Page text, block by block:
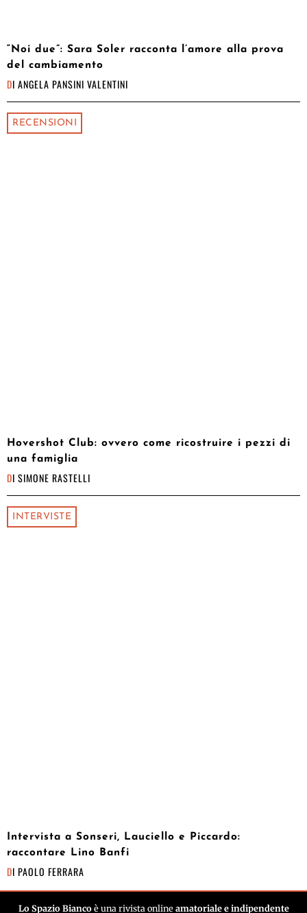
“Noi due”: Sara Soler racconta l’amore alla prova
del cambiamento
DI ANGELA PANSINI VALENTINI
RECENSIONI
Hovershot Club: ovvero come ricostruire i pezzi di
una famiglia
DI SIMONE RASTELLI
INTERVISTE
Intervista a Sonseri, Lauciello e Piccardo:
raccontare Lino Banfi
DI PAOLO FERRARA
Lo Spazio Biancoè una rivista online amatoriale e indipendente